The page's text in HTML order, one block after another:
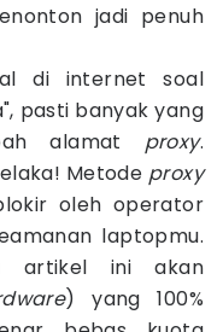
jadi penuh
di internet soal
pasti banyak yang
alamat proxy.
Metode proxy
oleh operator
laptopmu.
artikel ini akan
) yang 100%